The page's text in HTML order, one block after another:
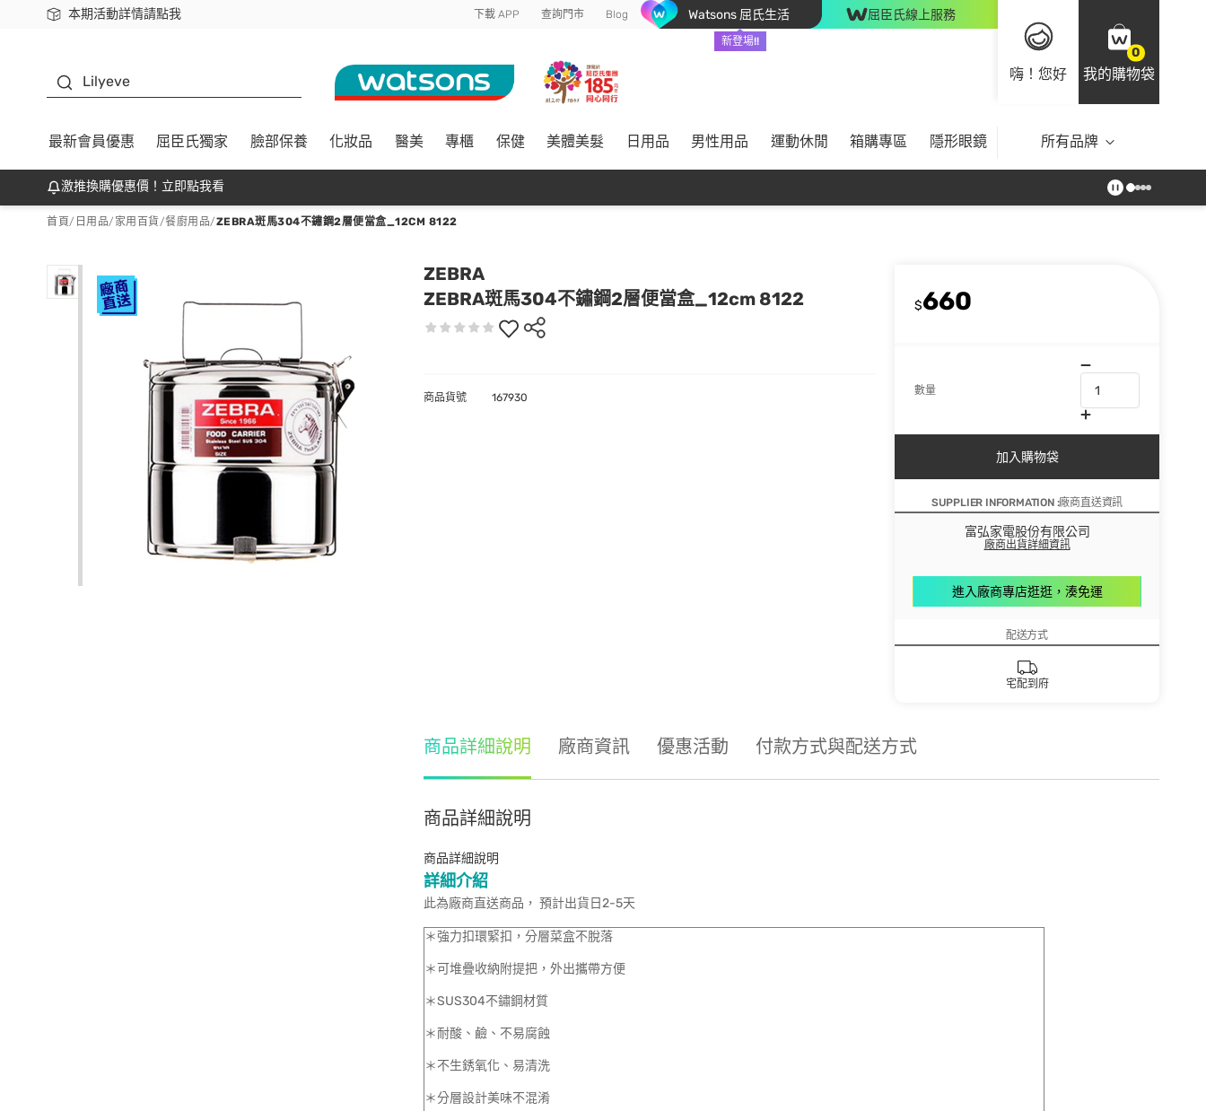
本期活動詳情請點我
下載app最高回饋$350 下載 APP 查詢門市 Blog Watsons 屈氏生活
新登場!!
屈臣氏線上服務
嗨！您好
0
我的購物袋
Lilyeve
最新會員優惠 屈臣氏獨家 臉部保養 化妝品 醫美 專櫃 保健 美體美髮 日用品 男性用品 運動休閒 箱購專區 隱形眼鏡 所有品牌
激推換購優惠價！立即點我看
首頁/ 日用品/ 家用百貨/餐廚用品/ZEBRA斑馬304不鏽鋼2層便當盒_12CM 8122
ZEBRA
ZEBRA斑馬304不鏽鋼2層便當盒_12cm 8122
$660
數量
加入購物袋
SUPPLIER INFORMATION :廠商直送資訊
富弘家電股份有限公司
廠商出貨詳細資訊
進入廠商專店逛逛，湊免運
配送方式
宅配到府
商品貨號 167930
商品詳細說明 廠商資訊 優惠活動 付款方式與配送方式
商品詳細說明
商品詳細說明
詳細介紹
此為廠商直送商品， 預計出貨日2-5天
＊強力扣環緊扣，分層菜盒不脫落
＊可堆疊收納附提把，外出攜帶方便
＊SUS304不鏽鋼材質
＊耐酸、鹼、不易腐蝕
＊不生銹氧化、易清洗
＊分層設計美味不混淆